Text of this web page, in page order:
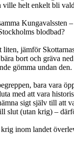
ville helt enkelt bli
blodbad?
jämför
bort och gräva
gömma undan
bara vara
med att vara
sigt själv till att
slut (utan krig) –
inom landet